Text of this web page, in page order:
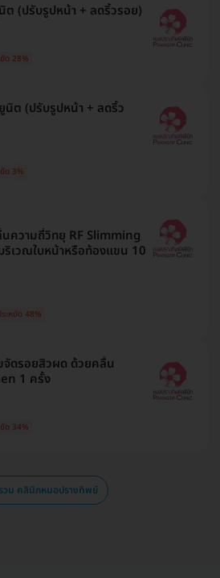
ต (ปรับรูปหน้า + ลดริ้วรอย)
ด 28%
นิต (ปรับรูปหน้า + ลดริ้ว
ด 3%
ความถี่วิทยุ RF Slimming
เวณใบหน้าหรือท้องแขน 10
ระหยัด 48%
จัดรอยสิวผด ด้วยคลื่น
1 ครั้ง
ด 34%
วม คลินิกหมอปรางทิพย์